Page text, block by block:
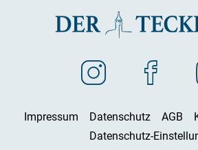
Impressum Datenschutz AGB
Datenschutz-